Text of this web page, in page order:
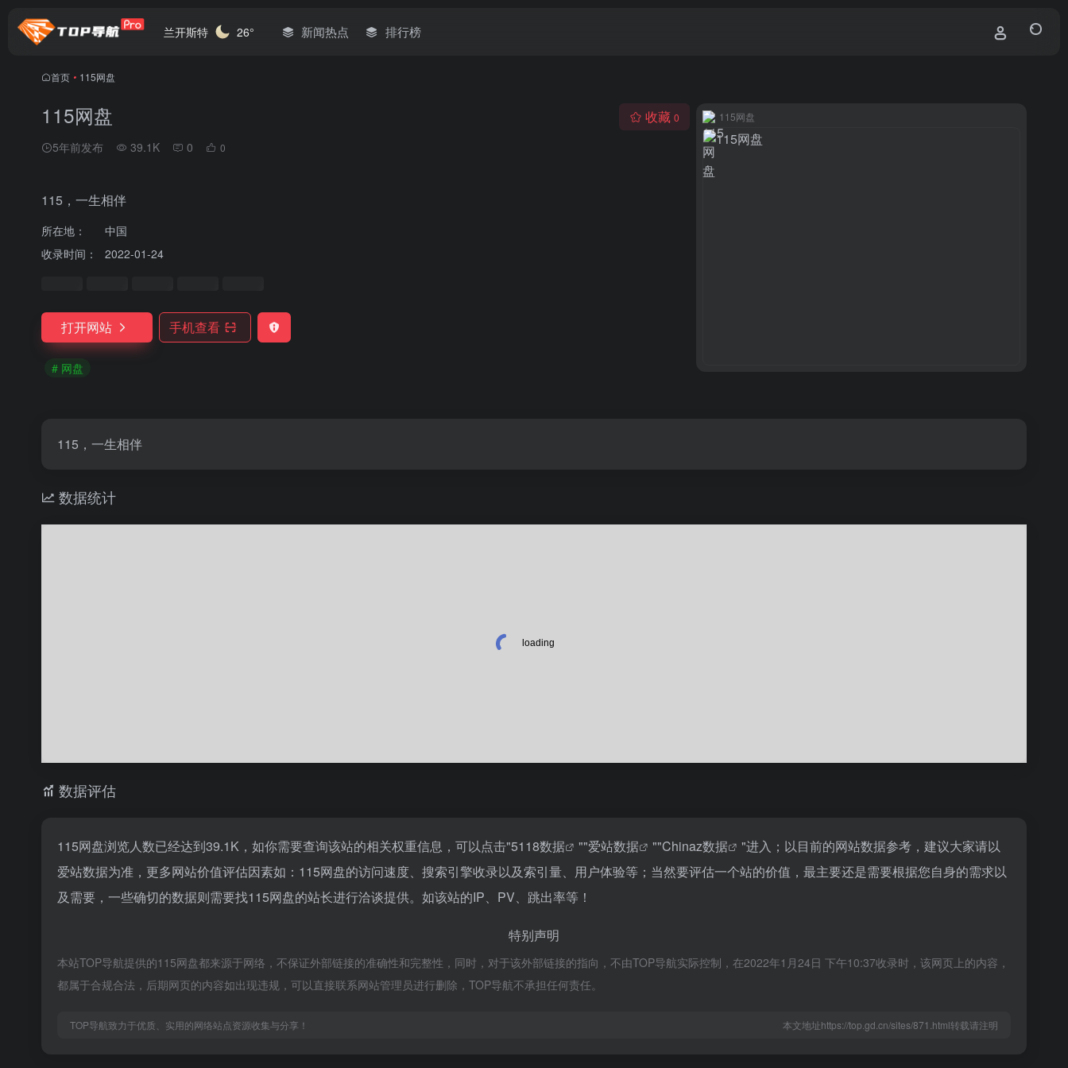
兰开斯特 26° 新闻热点 排行榜
首页 • 115网盘
115网盘
5年前发布 39.1K 0 0
收藏 0
115，一生相伴
所在地：
中国
收录时间：
2022-01-24
打开网站 手机查看
# 网盘
115网盘
115，一生相伴
数据统计
数据评估
115网盘浏览人数已经达到39.1K，如你需要查询该站的相关权重信息，可以点击"5118数据 ""爱站数据 ""Chinaz数据
"进入；以目前的网站数据参考，建议大家请以
爱站数据为准，更多网站价值评估因素如：115网盘的访问速度、搜索引擎收录以及索引量、用户体验等；当然要评估一个站的价值，最主要还是需要根据您自身的需求以
及需要，一些确切的数据则需要找115网盘的站长进行洽谈提供。如该站的IP、PV、跳出率等！
特别声明
本站TOP导航提供的115网盘都来源于网络，不保证外部链接的准确性和完整性，同时，对于该外部链接的指向，不由TOP导航实际控制，在2022年1月24日 下午10:37收录时，该网页上的内容，
都属于合规合法，后期网页的内容如出现违规，可以直接联系网站管理员进行删除，TOP导航不承担任何责任。
TOP导航致力于优质、实用的网络站点资源收集与分享！ 本文地址https://top.gd.cn/sites/871.html转载请注明